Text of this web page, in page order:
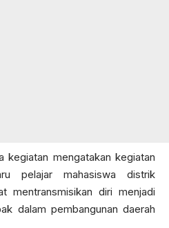
kegiatan mengatakan kegiatan
pelajar mahasiswa distrik
mentransmisikan diri menjadi
dalam pembangunan daerah